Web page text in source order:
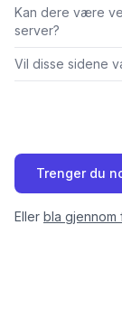
Kan dere være
server?
Vil disse sidene
Trenger du
Eller bla